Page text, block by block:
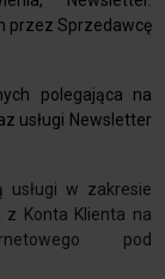
przez Sprzedawcę
polegająca na
usługi Newsletter
usługi w zakresie
z Konta Klienta na
pod